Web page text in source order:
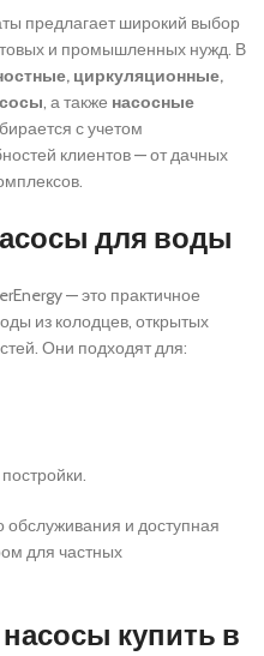
предлагает широкий выбор
и промышленных нужд. В
циркуляционные,
, а также насосные
с учетом
клиентов — от дачных
для воды
— это практичное
из колодцев, открытых
Они подходят для:
обслуживания и доступная
для частных
купить в